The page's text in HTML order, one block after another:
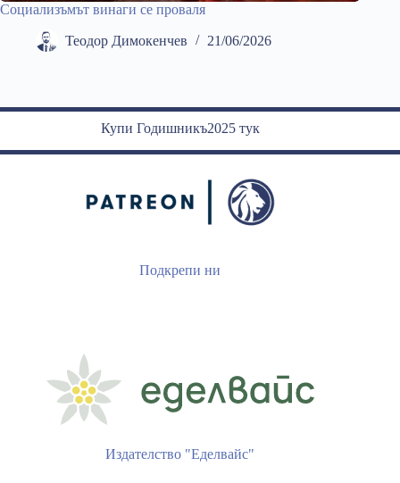
Социализъмът винаги се проваля
Теодор Димокенчев 21/06/2026
Купи Годишникъ2025 тук
Подкрепи ни
Издателство "Еделвайс"